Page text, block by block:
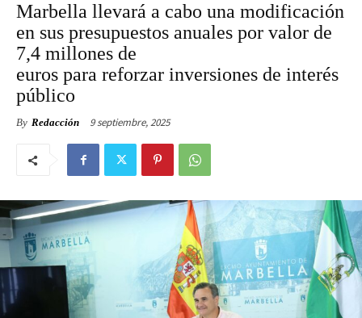
Marbella llevará a cabo una modificación
en sus presupuestos anuales por valor de
7,4 millones de
euros para reforzar inversiones de interés
público
By Redacción 9 septiembre, 2025